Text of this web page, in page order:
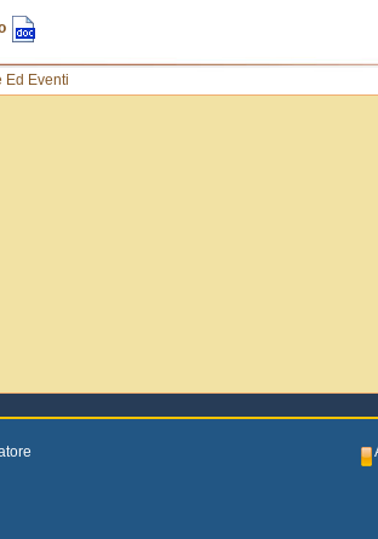
Ed Eventi